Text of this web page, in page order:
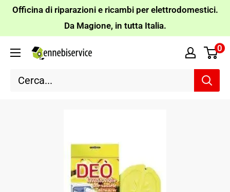
Vai
contenuto
Officina di riparazioni e ricambi per elettrodomestici.
Da Magione, in tutta Italia.
Ennebiservice 0